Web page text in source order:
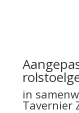
in
Tavernier